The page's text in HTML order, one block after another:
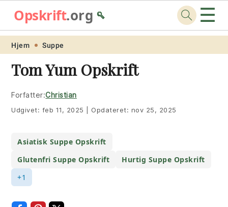
Skip
primary
navigation
Skip
main
content
Skip
primary
sidebar
Skip
footer
Opskrift.org🥄 ☰
Hjem Suppe
Tom Yum Opskrift
Forfatter:Christian
Udgivet: feb 11, 2025 Opdateret: nov 25, 2025
Asiatisk Suppe Opskrift
Glutenfri Suppe Opskrift
Hurtig Suppe Opskrift
+1